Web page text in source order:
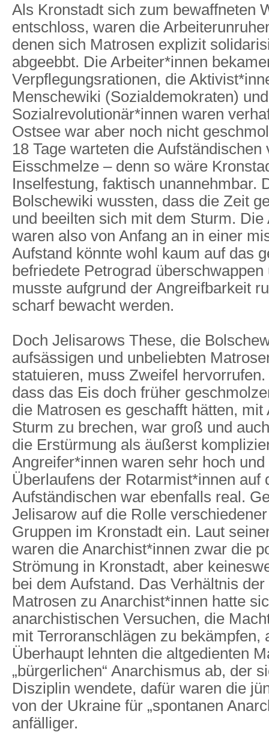
Als Kronstadt sich zum bewaffneten
entschloss, waren die
denen sich Matrosen explizit
abgeebbt. Die Arbeiter*innen
Verpflegungsrationen, die
Menschewiki (Sozialdemokraten)
Sozialrevolutionär*innen waren
Ostsee war aber noch nicht
18 Tage warteten die
Eisschmelze – denn so wäre
Inselfestung, faktisch unannehmbar.
Bolschewiki wussten, dass die Zeit
und beeilten sich mit dem Sturm. Die
waren also von Anfang an in einer
Aufstand könnte wohl kaum auf das
befriedete Petrograd
musste aufgrund der Angreifbarkeit
scharf bewacht werden.
Doch Jelisarows These, die
aufsässigen und unbeliebten
statuieren, muss Zweifel
dass das Eis doch früher
die Matrosen es geschafft hätten,
Sturm zu brechen, war groß und
die Erstürmung als äußerst
Angreifer*innen waren sehr hoch
Überlaufens der Rotarmist*innen auf
Aufständischen war ebenfalls real.
Jelisarow auf die Rolle
Gruppen im Kronstadt ein. Laut
waren die Anarchist*innen zwar die
Strömung in Kronstadt, aber
bei dem Aufstand. Das Verhältnis
Matrosen zu Anarchist*innen hatte
anarchistischen Versuchen, die
mit Terroranschlägen zu bekämpfen,
Überhaupt lehnten die altgedienten
„bürgerlichen“ Anarchismus ab, der
Disziplin wendete, dafür waren die
von der Ukraine für „spontanen
anfälliger.